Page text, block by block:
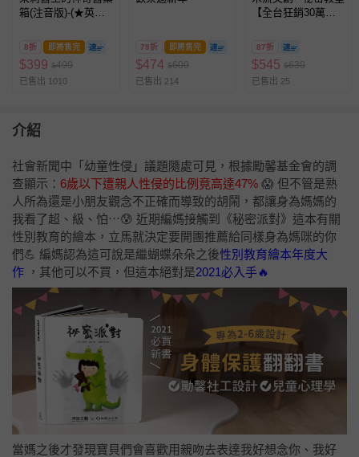
箱(注音版)-(★英
者5星)
8折 即將售完
$399 $499
已售出 1010
79折 即將售完
$474 $600
已售出 214
【全台狂銷30萬冊
室公仔隨機出貨乙顆
87折
$545 $630
已售出 25
介紹
社會新聞中 「幼童性侵」 議題隨處可見，根據勵馨基金會的調
查顯示： 6歲以下遭親人性侵的比例竟高達47% 😱 但不管是熟
人所為還是小朋友觀念不正確而導致的胡鬧，都讓身為媽媽的
我看了超、級、怕⋯😰 近期編媽接觸到《秘密派對》這本有關
性別教育的繪本，立馬就決定要開團推薦給同樣身為媽咪的你
們💪 編媽認為這可說是繼蝴蝶朵朵之後性別教育繪本年度大
作 ，其他可以不買，但這本絕對是2021必入手🔥
當媽之後才發現寶貝們會喜歡用親吻去表達我好想念你、我好